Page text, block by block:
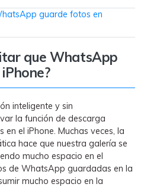
guarde fotos en
que WhatsApp
inteligente y sin
la función de descarga
el iPhone. Muchas veces, la
hace que nuestra galería se
mucho espacio en el
de WhatsApp guardadas en la
mucho espacio en la